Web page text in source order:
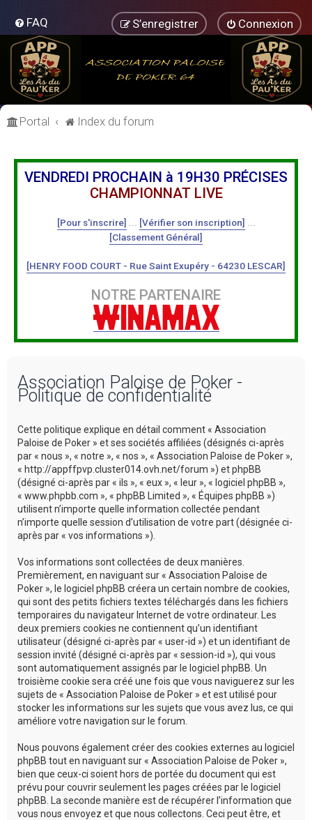
FAQ Connexion
S’enregistrer
Portal Index du forum
VENDREDI PROCHAIN à 19H30 PRÉCISES
CHAMPIONNAT LIVE
[Pour s'inscrire] [Vérifier son inscription]
[Classement Général]
[HENRY FOOD COURT - Rue Saint Exupéry - 64230 LESCAR]
NOTRE PARTENAIRE
Association Paloise de Poker -
Politique de confidentialité
Cette politique explique en détail comment « Association
Paloise de Poker » et ses sociétés affiliées (désignés ci-après
par « nous », « notre », « nos », « Association Paloise de Poker »,
« http://appffpvp.cluster014.ovh.net/forum ») et phpBB
(désigné ci-après par « ils », « eux », « leur », « logiciel phpBB »,
« www.phpbb.com », « phpBB Limited », « Équipes phpBB »)
utilisent n’importe quelle information collectée pendant
n’importe quelle session d’utilisation de votre part (désignée ci-
après par « vos informations »).
Vos informations sont collectées de deux manières.
Premièrement, en naviguant sur « Association Paloise de
Poker », le logiciel phpBB créera un certain nombre de cookies,
qui sont des petits fichiers textes téléchargés dans les fichiers
temporaires du navigateur Internet de votre ordinateur. Les
deux premiers cookies ne contiennent qu’un identifiant
utilisateur (désigné ci-après par « user-id ») et un identifiant de
session invité (désigné ci-après par « session-id »), qui vous
sont automatiquement assignés par le logiciel phpBB. Un
troisième cookie sera créé une fois que vous naviguerez sur les
sujets de « Association Paloise de Poker » et est utilisé pour
stocker les informations sur les sujets que vous avez lus, ce qui
améliore votre navigation sur le forum.
Nous pouvons également créer des cookies externes au logiciel
phpBB tout en naviguant sur « Association Paloise de Poker »,
bien que ceux-ci soient hors de portée du document qui est
prévu pour couvrir seulement les pages créées par le logiciel
phpBB. La seconde manière est de récupérer l’information que
vous nous envoyez et que nous collectons. Ceci peut être, et